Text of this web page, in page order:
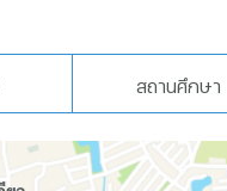
สถานศึกษา